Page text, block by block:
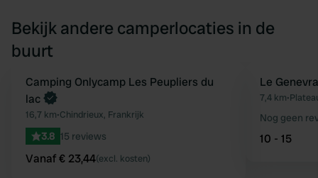
Bekijk andere camperlocaties in de
buurt
Favoriet
Boek direct
Camping Onlycamp Les Peupliers du
lac
16,7 km•Chindrieux, Frankrijk
3.8 15 reviews
Vanaf € 23,44(excl. kosten)
Le
7,4 km•
Nog geen
10 - 15